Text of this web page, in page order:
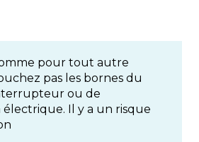
pour tout autre
pas les bornes du
ou de
électrique. Il y a un risque